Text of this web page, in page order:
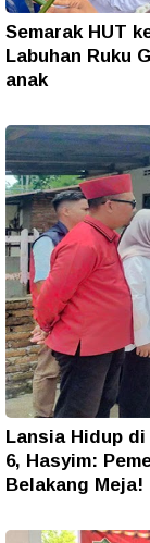
Semarak HUT
Labuhan Ruku
anak
Lansia Hidup di
6, Hasyim:
Belakang Meja!